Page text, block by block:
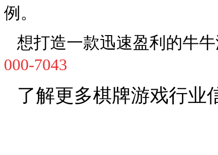
例。
想打造一款迅速盈利的牛
000-7043
了解更多棋牌游戏行业